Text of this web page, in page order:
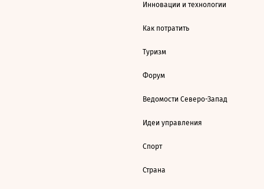
Инновации и технологии
Как потратить
Туризм
Форум
Ведомости Северо-Запад
Идеи управления
Спорт
Страна